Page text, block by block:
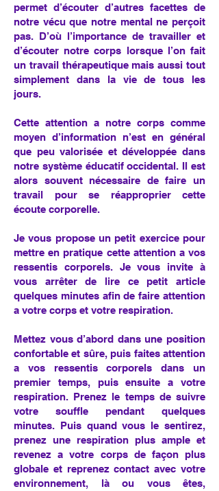
permet d’écouter d’autres facettes de
notre vécu que notre mental ne perçoit
pas. D’où l’importance de travailler et
d’écouter notre corps lorsque l’on fait
un travail thérapeutique mais aussi tout
simplement dans la vie de tous les
jours.
Cette attention a notre corps comme
moyen d’information n’est en général
que peu valorisée et développée dans
notre système éducatif occidental. Il est
alors souvent nécessaire de faire un
travail pour se réapproprier cette
écoute corporelle.
Je vous propose un petit exercice pour
mettre en pratique cette attention a vos
ressentis corporels. Je vous invite à
vous arrêter de lire ce petit article
quelques minutes afin de faire attention
a votre corps et votre respiration.
Mettez vous d’abord dans une position
confortable et sûre, puis faites attention
a vos ressentis corporels dans un
premier temps, puis ensuite a votre
respiration. Prenez le temps de suivre
votre souffle pendant quelques
minutes. Puis quand vous le sentirez,
prenez une respiration plus ample et
revenez a votre corps de façon plus
globale et reprenez contact avec votre
environnement, là ou vous êtes,